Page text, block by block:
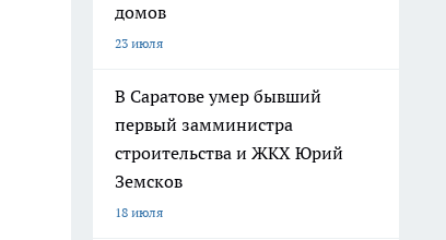
домов
23 июля
В Саратове умер бывший
первый замминистра
строительства и ЖКХ Юрий
Земсков
18 июля